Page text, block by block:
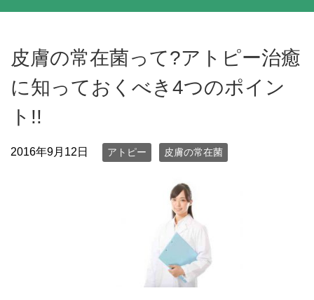
皮膚の常在菌って?アトピー治癒
に知っておくべき4つのポイン
ト!!
2016年9月12日 アトピー 皮膚の常在菌